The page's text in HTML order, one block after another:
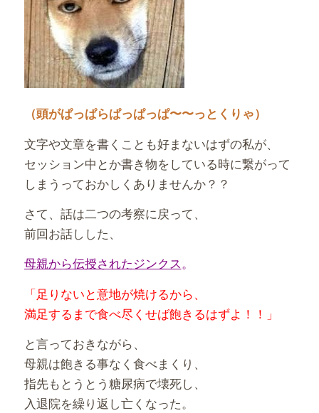
（頭がぱっぱらぱっぱっぱ〜〜っとくりゃ）
文字や文章を書くことも好まないはずの私が、
セッション中とか書き物をしている時に繋がって
しまうっておかしくありませんか？？
さて、話は二つの考察に戻って、
前回お話しした、
母親から伝授されたジンクス。
「足りないと意地が焼けるから、
満足するまで食べ尽くせば飽きるはずよ！！」
と言っておきながら、
母親は飽きる事なく食べまくり、
指先もとうとう糖尿病で壊死し、
入退院を繰り返し亡くなった。